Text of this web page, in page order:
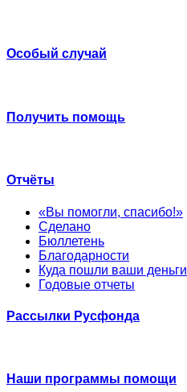
Особый случай
Получить помощь
Отчёты
«Вы помогли, спасибо!»
Сделано
Бюллетень
Благодарности
Куда пошли ваши деньги
Годовые отчеты
Рассылки Русфонда
Наши программы помощи